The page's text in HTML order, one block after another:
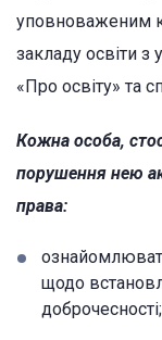
уповноваженим
закладу освіти
«Про освіту» та
Кожна особа,
порушення нею
права:
щодо
доброчесності;